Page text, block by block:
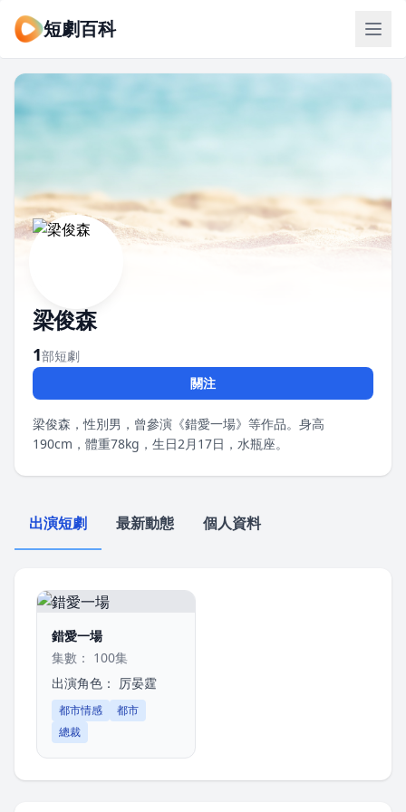
短劇百科
梁俊森
1部短劇
關注
梁俊森，性別男，曾參演《錯愛一場》等作品。身高
190cm，體重78kg，生日2月17日，水瓶座。
出演短劇 最新動態 個人資料
錯愛一場
集數： 100集
出演角色： 厉晏霆
都市情感
都市
總裁